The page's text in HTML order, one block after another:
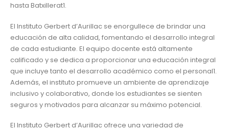
hasta Batxillerat1.
El Instituto Gerbert d’Aurillac se enorgullece de brindar una
educación de alta calidad, fomentando el desarrollo integral
de cada estudiante. El equipo docente está altamente
calificado y se dedica a proporcionar una educación integral
que incluye tanto el desarrollo académico como el personal1.
Además, el instituto promueve un ambiente de aprendizaje
inclusivo y colaborativo, donde los estudiantes se sienten
seguros y motivados para alcanzar su máximo potencial.
El Instituto Gerbert d’Aurillac ofrece una variedad de